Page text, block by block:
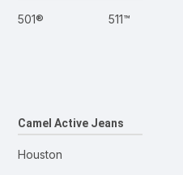
501® 511™
Camel Active Jeans
Houston